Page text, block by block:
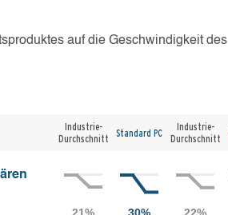
auf die Geschwindigkeit des
Industrie-
Durchschnitt
Standard PC
Industrie-
Durchschnitt